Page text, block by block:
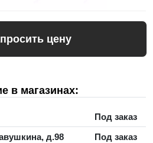
цену
в магазинах:
Под заказ
д.98
Под заказ